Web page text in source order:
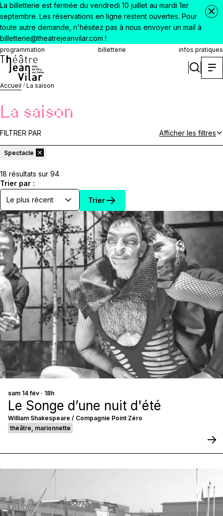
La billetterie est fermée du vendredi 10 juillet au mardi 1er
septembre. Les réservations en ligne restent ouvertes. Pour
toute autre demande, n'hésitez pas à nous envoyer un mail à
billetterie@theatrejeanvilar.com !
programmation billetterie infos pratiques
Accueil La saison
La saison
FILTRER PAR Afficher les filtres
Spectacle
18 résultats sur 94
Trier par :
Trier
Le Songe d’une nuit d'été
sam 14 fév · 18h
William Shakespeare / Compagnie Point Zéro
théâtre, marionnette